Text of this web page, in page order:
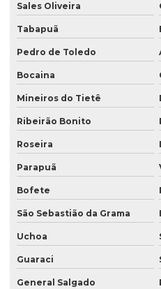
Sales Oliveira
Tabapuã
Pedro de Toledo
Bocaina
Mineiros do Tietê
Ribeirão Bonito
Roseira
Parapuã
Bofete
São Sebastião da Grama
Uchoa
Guaraci
General Salgado